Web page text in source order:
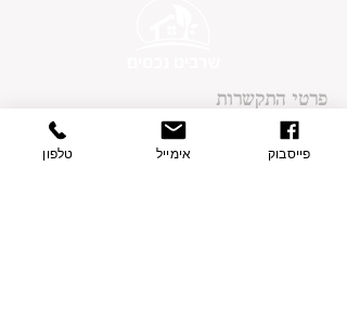
פרטי התקשרות
077-9335060
טלפון אימייל פייסבוק